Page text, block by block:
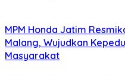
MPM Honda Jatim
Malang, Wujudkan
Masyarakat